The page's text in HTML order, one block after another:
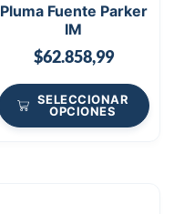
Pluma Fuente Parker
IM
$62.858,99
SELECCIONAR
OPCIONES